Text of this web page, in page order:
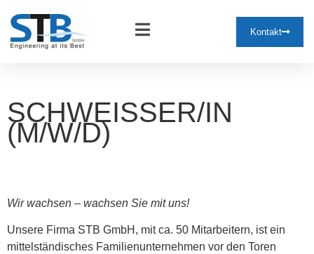
Kontakt
SCHWEISSER/IN (
M/W/D)
Wir wachsen – wachsen Sie mit uns!
Unsere Firma STB GmbH, mit ca. 50 Mitarbeitern, ist ein
mittelständisches Familienunternehmen vor den Toren